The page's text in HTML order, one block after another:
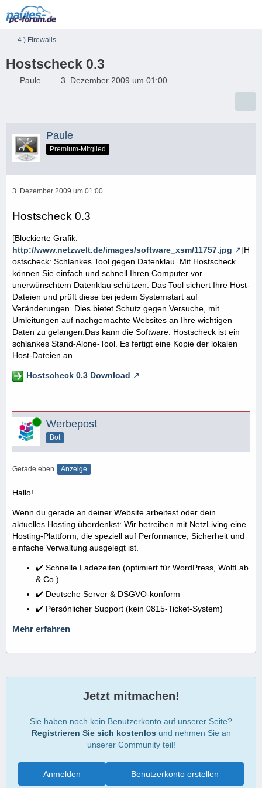
4.) Firewalls
Hostscheck 0.3
Paule 3. Dezember 2009 um 01:00
Paule
Premium-Mitglied
3. Dezember 2009 um 01:00
Hostscheck 0.3
[Blockierte Grafik:
http://www.netzwelt.de/images/software_xsm/11757.jpg
]H
ostscheck: Schlankes Tool gegen Datenklau. Mit Hostscheck
können Sie einfach und schnell Ihren Computer vor
unerwünschtem Datenklau schützen. Das Tool sichert Ihre Host-
Dateien und prüft diese bei jedem Systemstart auf
Veränderungen. Dies bietet Schutz gegen Versuche, mit
Umleitungen auf nachgemachte Websites an Ihre wichtigen
Daten zu gelangen.Das kann die Software. Hostscheck ist ein
schlankes Stand-Alone-Tool. Es fertigt eine Kopie der lokalen
Host-Dateien an. ...
Hostscheck 0.3 Download
Online Werbepost
Bot
Gerade eben Anzeige
Hallo!
Wenn du gerade an deiner Website arbeitest oder dein
aktuelles Hosting überdenkst: Wir betreiben mit NetzLiving eine
Hosting-Plattform, die speziell auf Performance, Sicherheit und
einfache Verwaltung ausgelegt ist.
✔️ Schnelle Ladezeiten (optimiert für WordPress, WoltLab
& Co.)
✔️ Deutsche Server & DSGVO-konform
✔️ Persönlicher Support (kein 0815-Ticket-System)
Mehr erfahren
Jetzt mitmachen!
Sie haben noch kein Benutzerkonto auf unserer Seite?
Registrieren Sie sich kostenlos und nehmen Sie an
unserer Community teil!
Benutzerkonto erstellen
Anmelden